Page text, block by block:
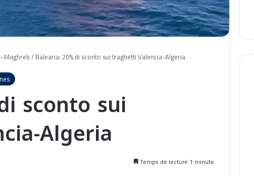
/Balearia: 20% di sconto sui traghetti Valencia-Algeria
sconto sui
Algeria
Temps de lecture 1 minute